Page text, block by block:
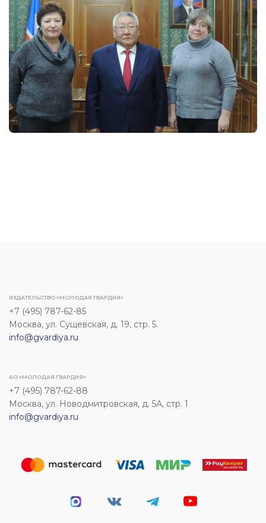
ИЗДАТЕЛЬСТВО «МОЛОДАЯ ГВАРДИЯ»
+7 (495) 787-62-85
Москва, ул. Сущевская, д. 19, стр. 5.
info@gvardiya.ru
АО «МОЛОДАЯ ГВАРДИЯ»
+7 (495) 787-62-88
Москва, ул. Новодмитровская, д. 5А, стр. 1
info@gvardiya.ru